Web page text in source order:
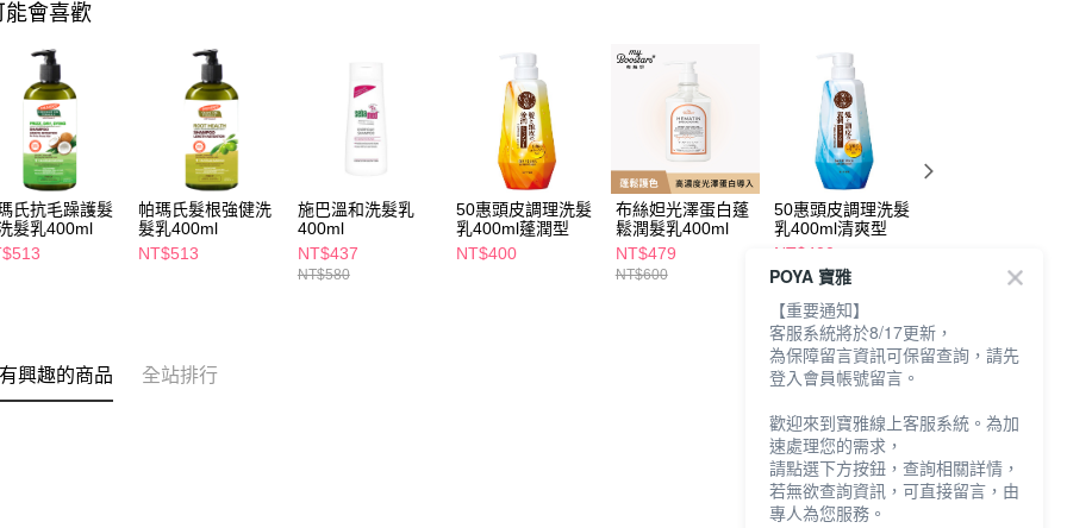
能會喜歡
氏抗毛躁護髮
髮乳400ml
帕瑪氏髮根強健洗
髮乳400ml
NT$513
施巴溫和洗髮乳
400ml
NT$437
NT$580
50惠頭皮調理洗髮
乳400ml蓬潤型
NT$400
布絲妲光澤蛋白蓬
鬆潤髮乳400ml
NT$479
NT$600
50惠頭皮調理洗髮
乳400ml清爽型
NT$400
興趣的商品 全站排行
POYA 寶雅
【重要通知】
客服系統將於8/17更新，
為保障留言資訊可保留查詢，請先
登入會員帳號留言。
歡迎來到寶雅線上客服系統。為加
速處理您的需求，
請點選下方按鈕，查詢相關詳情，
若無欲查詢資訊，可直接留言，由
專人為您服務。